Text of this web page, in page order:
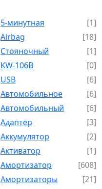
5-минутная
[1]
Airbag
[18]
Cтояночный
[1]
KW-106B
[0]
USB
[6]
Автомобильное
[6]
Автомобильный
[6]
Адаптер
[3]
Аккумулятор
[2]
Активатор
[1]
Амортизатор
[608]
Амортизаторы
[21]